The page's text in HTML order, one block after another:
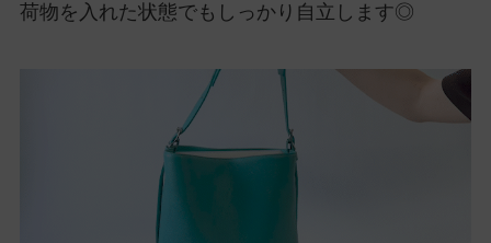
荷物を入れた状態でもしっかり自立します◎